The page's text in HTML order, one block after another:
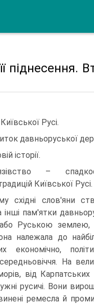
піднесення.
Русі.
давньоруської
історії.
–
Київської Русі.
східні слов'яни
пам'ятки
Руською землею,
належала до
економічно,
На
від Карпатських
русичі. Вони
ремесла й